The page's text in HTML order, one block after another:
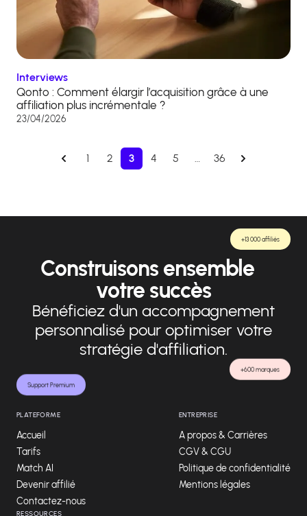
Interviews
Qonto : Comment élargir l’acquisition grâce à une
affiliation plus incrémentale ?
23/04/2026
1 2 3 4 5 … 36
Support Premium
+600 marques
+13 000 affiliés
Construisons ensemble
votre succès
Bénéficiez d'un accompagnement
personnalisé pour optimiser votre
stratégie d'affiliation.
PLATEFORME
Accueil
Tarifs
Match AI
Devenir affilié
Contactez-nous
ENTREPRISE
A propos & Carrières
CGV & CGU
Politique de confidentialité
Mentions légales
RESSOURCES